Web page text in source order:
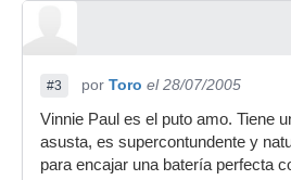
#3 por Toro el 28/07/2005
Vinnie Paul es el puto amo. Tiene
asusta, es supercontundente y
para encajar una batería perfecta